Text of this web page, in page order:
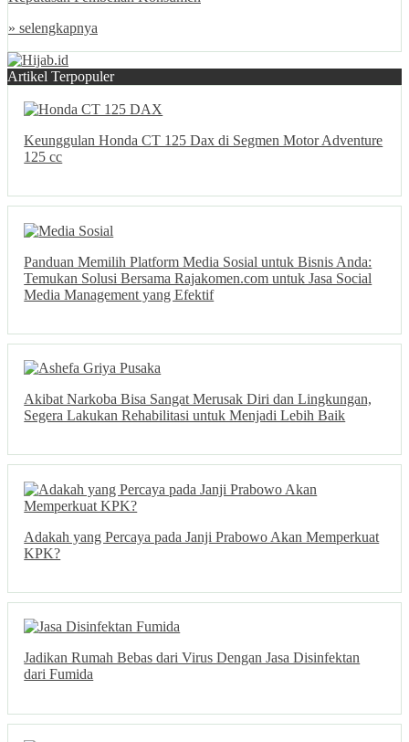
» selengkapnya
Artikel Terpopuler
Keunggulan Honda CT 125 Dax di Segmen Motor Adventure
125 cc
Panduan Memilih Platform Media Sosial untuk Bisnis Anda:
Temukan Solusi Bersama Rajakomen.com untuk Jasa Social
Media Management yang Efektif
Akibat Narkoba Bisa Sangat Merusak Diri dan Lingkungan,
Segera Lakukan Rehabilitasi untuk Menjadi Lebih Baik
Adakah yang Percaya pada Janji Prabowo Akan Memperkuat
KPK?
Jadikan Rumah Bebas dari Virus Dengan Jasa Disinfektan
dari Fumida